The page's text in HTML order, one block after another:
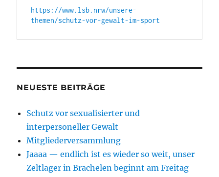
https://www.lsb.nrw/unsere-
themen/schutz-vor-gewalt-im-sport
NEUESTE BEITRÄGE
Schutz vor sexualisierter und
interpersoneller Gewalt
Mitgliederversammlung
Jaaaa — endlich ist es wieder so weit, unser
Zeltlager in Brachelen beginnt am Freitag